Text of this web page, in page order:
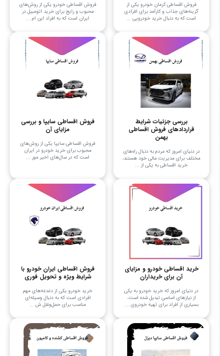
فروش اقساطی کرمان خودرو یکی از
گزینه‌های جذاب و کارآمد برای افرادی
است که به دنبال خرید خودرویی ...
فروش اقساطی خودرو یکی از روش‌های
محبوب و رایج برای خرید اتومبیل در
ایران است که به افراد این ام ...
بررسی جزئیات شرایط
قراردادهای فروش اقساطی
بهمن
در دنیای امروز که مردم به دنبال راه‌های
مختلف برای مدیریت مالی خود هستند،
خرید اقساطی به یکی از ...
فروش اقساطی سایپا و بررسی
مزایای آن
فروش اقساطی سایپا یکی از روش‌های
محبوب برای خرید خودرو در ایران
است که در سال‌های اخیر مور ...
خرید اقساطی خودرو و مزایای
آن برای خریداران
در دنیای امروز که خرید خودرو به یکی
از نیازهای اساسی تبدیل شده است،
بسیاری از افراد برای تهیه خودروی ...
فروش اقساطی ایران خودرو با
شرایط ویژه و تحویل فوری
خرید خودرو یکی از دغدغه‌های مهم
افرادی است که به دنبال وسیله‌ای
مناسب برای حمل‌ونقل ش ...